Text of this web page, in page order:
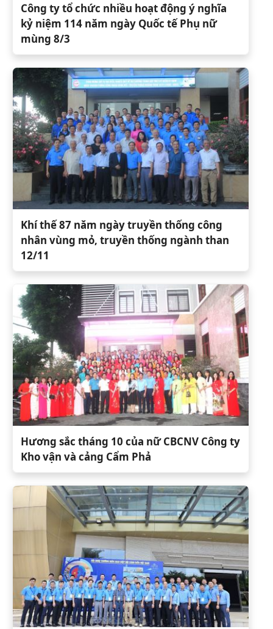
Công ty tổ chức nhiều hoạt động ý nghĩa
kỷ niệm 114 năm ngày Quốc tế Phụ nữ
mùng 8/3
Khí thế 87 năm ngày truyền thống công
nhân vùng mỏ, truyền thống ngành than
12/11
Hương sắc tháng 10 của nữ CBCNV Công ty
Kho vận và cảng Cẩm Phả